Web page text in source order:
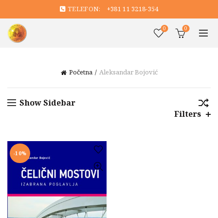
TELEFON: +381 11 3218-354
0 0
Početna Aleksandar Bojović
Show Sidebar
Filters
-10%